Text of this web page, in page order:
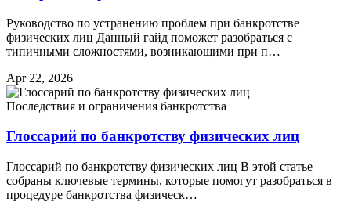
Руководство по устранению проблем при банкротстве
физических лиц Данный гайд поможет разобраться с
типичными сложностями, возникающими при п…
Apr 22, 2026
Последствия и ограничения банкротства
Глоссарий по банкротству физических лиц
Глоссарий по банкротству физических лиц В этой статье
собраны ключевые термины, которые помогут разобраться в
процедуре банкротства физическ…